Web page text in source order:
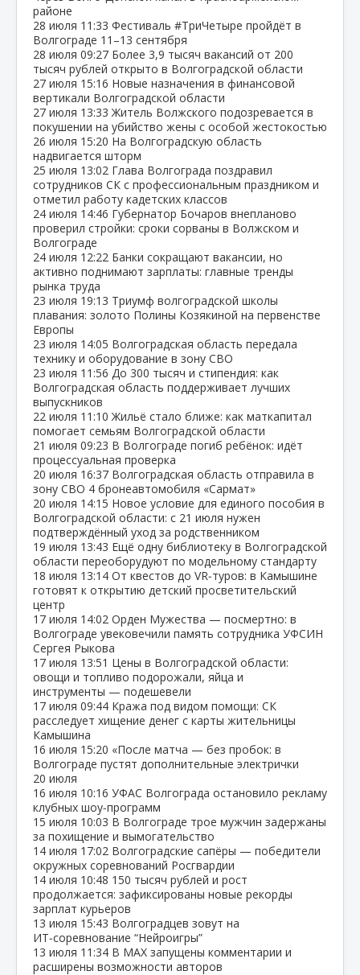
районе
28 июля 11:33 Фестиваль #ТриЧетыре пройдёт в
Волгограде 11–13 сентября
28 июля 09:27 Более 3,9 тысяч вакансий от 200
тысяч рублей открыто в Волгоградской области
27 июля 15:16 Новые назначения в финансовой
вертикали Волгоградской области
27 июля 13:33 Житель Волжского подозревается в
покушении на убийство жены с особой жестокостью
26 июля 15:20 На Волгоградскую область
надвигается шторм
25 июля 13:02 Глава Волгограда поздравил
сотрудников СК с профессиональным праздником и
отметил работу кадетских классов
24 июля 14:46 Губернатор Бочаров внепланово
проверил стройки: сроки сорваны в Волжском и
Волгограде
24 июля 12:22 Банки сокращают вакансии, но
активно поднимают зарплаты: главные тренды
рынка труда
23 июля 19:13 Триумф волгоградской школы
плавания: золото Полины Козякиной на первенстве
Европы
23 июля 14:05 Волгоградская область передала
технику и оборудование в зону СВО
23 июля 11:56 До 300 тысяч и стипендия: как
Волгоградская область поддерживает лучших
выпускников
22 июля 11:10 Жильё стало ближе: как маткапитал
помогает семьям Волгоградской области
21 июля 09:23 В Волгограде погиб ребёнок: идёт
процессуальная проверка
20 июля 16:37 Волгоградская область отправила в
зону СВО 4 бронеавтомобиля «Сармат»
20 июля 14:15 Новое условие для единого пособия в
Волгоградской области: с 21 июля нужен
подтверждённый уход за родственником
19 июля 13:43 Ещё одну библиотеку в Волгоградской
области переоборудуют по модельному стандарту
18 июля 13:14 От квестов до VR‑туров: в Камышине
готовят к открытию детский просветительский
центр
17 июля 14:02 Орден Мужества — посмертно: в
Волгограде увековечили память сотрудника УФСИН
Сергея Рыкова
17 июля 13:51 Цены в Волгоградской области:
овощи и топливо подорожали, яйца и
инструменты — подешевели
17 июля 09:44 Кража под видом помощи: СК
расследует хищение денег с карты жительницы
Камышина
16 июля 15:20 «После матча — без пробок: в
Волгограде пустят дополнительные электрички
20 июля
16 июля 10:16 УФАС Волгограда остановило рекламу
клубных шоу‑программ
15 июля 10:03 В Волгограде трое мужчин задержаны
за похищение и вымогательство
14 июля 17:02 Волгоградские сапёры — победители
окружных соревнований Росгвардии
14 июля 10:48 150 тысяч рублей и рост
продолжается: зафиксированы новые рекорды
зарплат курьеров
13 июля 15:43 Волгоградцев зовут на
ИТ‑соревнование “Нейроигры”
13 июля 11:34 В МАХ запущены комментарии и
расширены возможности авторов